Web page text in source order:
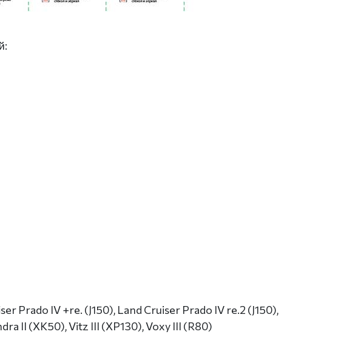
Prado IV +re. (J150), Land Cruiser Prado IV re.2 (J150),
II (XK50), Vitz III (XP130), Voxy III (R80)